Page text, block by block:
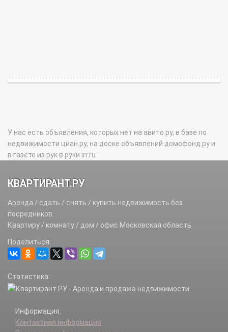
У нас есть объявления, которых нет на авито.ру, в базе по
недвижимости циан.ру, на доске объявлений домофонд.ру и
в газете из рук в руки irr.ru
КВАРТИРАНТ.РУ
Аренда / сдать / снять / купить недвижимость без
посредников.
Квартиру / комнату / дом / офис Московская область
Поделиться:
Статистика:
Информация:
Контактная информация